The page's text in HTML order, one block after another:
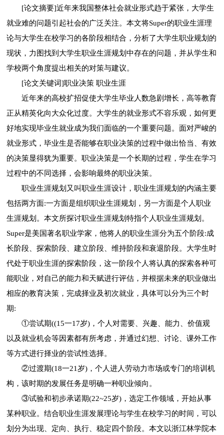
[论文摘要]近年来我国整体社会就业形式趋于紧张，大学生
就业难的问题引起社会的广泛关注。本文将Super的职业生涯理
论与大学生在校学习的各阶段相结合，分析了大学生职业规划的
现状，力图找到大学生职业生涯规划中存在的问题，并从学生和
学校两个角度提出相关的对策与建议。
[论文关键词]职业决策 职业生涯
近年来的高校扩招促使大学生毕业人数急剧增长，高等教育
正从精英化向大众化过度。大学生的就业形式不容乐观，如何更
好地实现毕业生就业成为我们面临的一个重要问题。面对严峻的
就业形式，毕业生是否能够在职业决策的过程中做出恰当、有效
的决策显得犹为重要。职业决策是一个长期的过程，学生在学习
过程中的不同选择，会影响最终的职业决策。
职业生涯规划又叫职业生涯设计，职业生涯规划的内涵主要
包括两方面:一方面是组织职业生涯规划，另一方面是个人职业
生涯规划。本文所探讨职业生涯规划特指个人职业生涯规划。
Super是美国著名职业学家，他将人的职业生涯分为五个阶段:成
长阶段、探索阶段、建立阶段、维持阶段和衰退阶段。大学生时
代处于职业生涯的探索阶段，这一阶段个人将认真的探索各种可
能职业，对自己的能力和天赋进行评估，并根据未来的职业做出
相应的教育决策，完成择业及初次就业，具体可以分为三个时
期:
①尝试期((15一17岁)，个人对需要、兴趣、能力、价值观
以及就业机会等因素都有所考虑，并通过幻想、讨论、课外工作
等方式进行择业的尝试性选择。
②过渡期(18一21岁)，个人进人劳动力市场或专门的培训机
构，该时期的发展任务是明确一种职业倾向。
③试验和初步承诺期(22~25岁)，选定工作领域，开始从事
某种职业。结合职业生涯发展理论与学生在校学习的时间，可以
划分为出现、定向、执行、稳定四个阶段。本文以浙江林学院本